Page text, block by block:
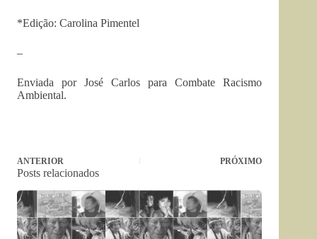
*Edição: Carolina Pimentel
–
Enviada por José Carlos para Combate Racismo
Ambiental.
ANTERIOR PRÓXIMO
Posts relacionados